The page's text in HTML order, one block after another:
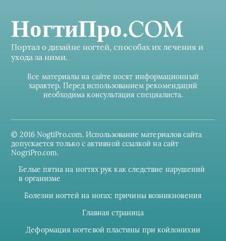
НогтиПро.COM
Портал о дизайне ногтей, способах их лечения и
ухода за ними.
Все материалы на сайте носят информационный
характер. Перед использованием рекомендаций
необходима консультация специалиста.
© 2016 NogtiPro.com. Использование материалов сайта
допускается только с активной ссылкой на сайт
NogriPro.com.
Белые пятна на ногтях рук как следствие нарушений
в организме
Болезни ногтей на ногах: причины возникновения
Главная страница
Деформация ногтевой пластины при койлонихии